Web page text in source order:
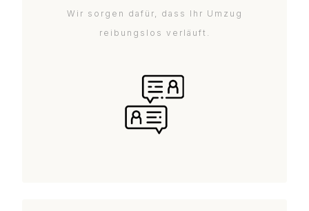
Wir sorgen dafür, dass Ihr Umzug
reibungslos verläuft.